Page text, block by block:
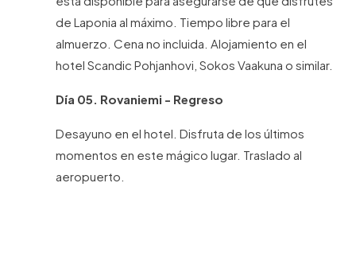
de Laponia al máximo. Tiempo libre para el
almuerzo. Cena no incluida. Alojamiento en el
hotel Scandic Pohjanhovi, Sokos Vaakuna o similar.
Día 05. Rovaniemi - Regreso
Desayuno en el hotel. Disfruta de los últimos
momentos en este mágico lugar. Traslado al
aeropuerto.